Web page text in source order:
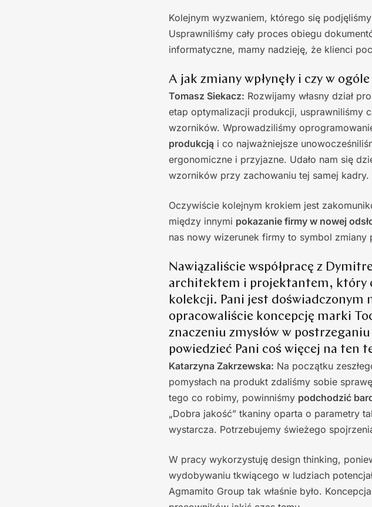
Kolejnym wyzwaniem, którego się
Usprawniliśmy cały proces obiegu
informatyczne, mamy nadzieję, że klienci
A jak zmiany wpłynęły i czy w
Tomasz Siekacz: Rozwijamy własny dział
etap optymalizacji produkcji, usprawniliśmy
wzorników. Wprowadziliśmy
produkcją i co najważniejsze
ergonomiczne i przyjazne. Udało nam się
wzorników przy zachowaniu tej samej kadry.
Oczywiście kolejnym krokiem jest
między innymi pokazanie firmy w nowej
nas nowy wizerunek firmy to symbol zmiany
Nawiązaliście współpracę z
architektem i projektantem, który
kolekcji. Pani jest
opracowaliście koncepcję marki
znaczeniu zmysłów w
powiedzieć Pani coś więcej na ten
Katarzyna Zakrzewska: Na początku
pomysłach na produkt zdaliśmy sobie
tego co robimy, powinniśmy podchodzić
„Dobra jakość” tkaniny oparta o parametry
wystarcza. Potrzebujemy świeżego
W pracy wykorzystuję design thinking,
wydobywaniu tkwiącego w ludziach
Agmamito Group tak właśnie było.